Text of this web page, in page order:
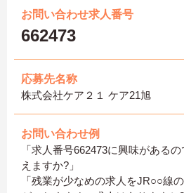
お問い合わせ求人番号
662473
応募先名称
株式会社ケア２１ ケア21旭
お問い合わせ例
「求人番号662473に興味がある
えますか?」
「残業が少なめの求人をJR○○線